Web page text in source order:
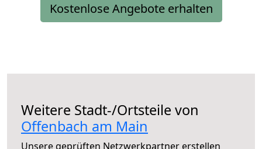
Kostenlose Angebote erhalten
Weitere Stadt-/Ortsteile von
Offenbach am Main
Unsere geprüften Netzwerkpartner erstellen